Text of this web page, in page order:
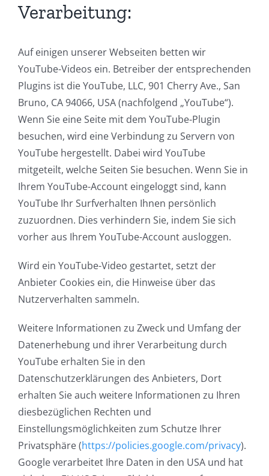
Verarbeitung:
Auf einigen unserer Webseiten betten wir
YouTube-Videos ein. Betreiber der entsprechenden
Plugins ist die YouTube, LLC, 901 Cherry Ave., San
Bruno, CA 94066, USA (nachfolgend „YouTube“).
Wenn Sie eine Seite mit dem YouTube-Plugin
besuchen, wird eine Verbindung zu Servern von
YouTube hergestellt. Dabei wird YouTube
mitgeteilt, welche Seiten Sie besuchen. Wenn Sie in
Ihrem YouTube-Account eingeloggt sind, kann
YouTube Ihr Surfverhalten Ihnen persönlich
zuzuordnen. Dies verhindern Sie, indem Sie sich
vorher aus Ihrem YouTube-Account ausloggen.
Wird ein YouTube-Video gestartet, setzt der
Anbieter Cookies ein, die Hinweise über das
Nutzerverhalten sammeln.
Weitere Informationen zu Zweck und Umfang der
Datenerhebung und ihrer Verarbeitung durch
YouTube erhalten Sie in den
Datenschutzerklärungen des Anbieters, Dort
erhalten Sie auch weitere Informationen zu Ihren
diesbezüglichen Rechten und
Einstellungsmöglichkeiten zum Schutze Ihrer
Privatsphäre (https://policies.google.com/privacy).
Google verarbeitet Ihre Daten in den USA und hat